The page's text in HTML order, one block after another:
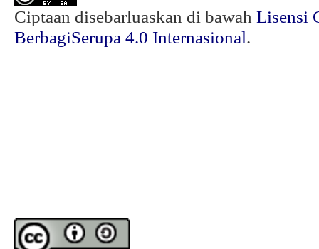
Ciptaan disebarluaskan di bawah Lisensi
BerbagiSerupa 4.0 Internasional.